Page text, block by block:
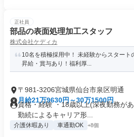
正社員
部品の表面処理加工スタッフ
株式会社ケディカ
10名を積極採用中！ 未経験からスタート
昇給・賞与あり！福利厚...
〒981-3206宮城県仙台市泉区明通
月給21万9630円～30万1500円
資格・経験 ・18歳以上(深夜勤務が
勤続によるキャリア形...
介護休暇あり 車通勤OK +8個